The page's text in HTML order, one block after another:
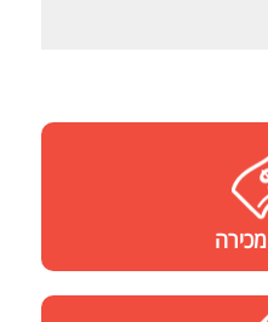
מכירה